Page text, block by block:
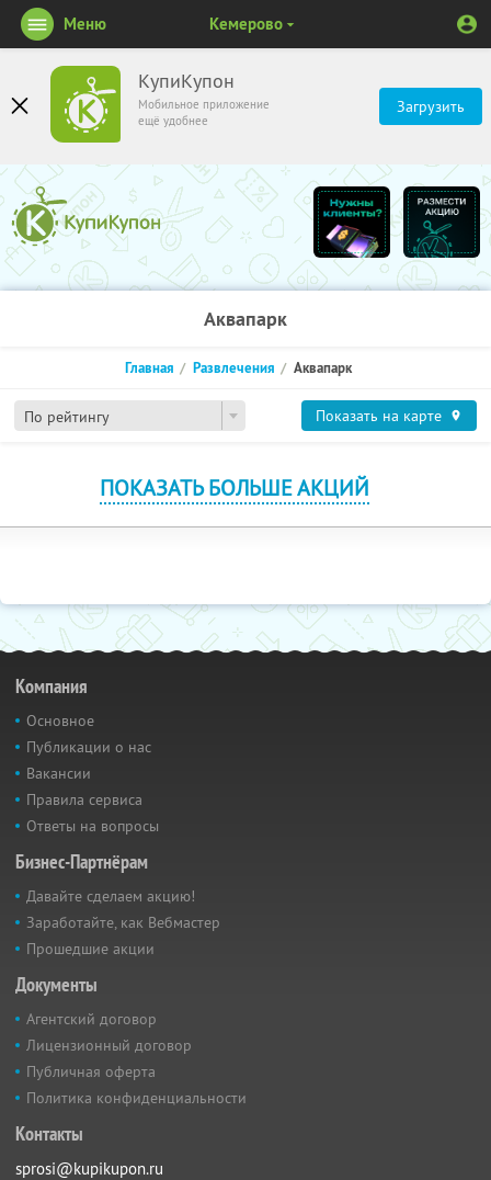
КупиКупон
Мобильное приложение
ещё удобнее
Загрузить
Меню Кемерово
Аквапарк
По рейтингу
Главная Развлечения Аквапарк
Показать на карте
ПОКАЗАТЬ БОЛЬШЕ АКЦИЙ
Компания
Основное
Публикации о нас
Вакансии
Правила сервиса
Ответы на вопросы
Бизнес-Партнёрам
Давайте сделаем акцию!
Заработайте, как Вебмастер
Прошедшие акции
Документы
Агентский договор
Лицензионный договор
Публичная оферта
Политика конфиденциальности
Контакты
sprosi@kupikupon.ru